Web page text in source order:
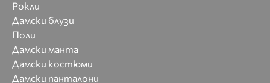
Рокли
Дамски блузи
Поли
Дамски манта
Дамски костюми
Дамски панталони